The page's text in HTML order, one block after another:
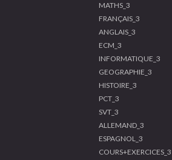
MATHS_3
FRANÇAIS_3
ANGLAIS_3
ECM_3
INFORMATIQUE_3
GEOGRAPHIE_3
HISTOIRE_3
PCT_3
SVT_3
ALLEMAND_3
ESPAGNOL_3
COURS+EXERCICES_3